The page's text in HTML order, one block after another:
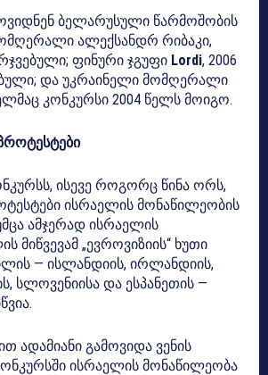
ბელარუსული წარმოშობის
ალექსანდრ რიბაკი,
ფინური ჯგუფი Lordi, 2006
და უკრაინელი მომღერალი
კონკურსი 2004 წელს მოიგო.
ისევე როგორც წინა ორს,
ისრაელის მონაწილეობის
ამჯერად ისრაელის
მიწვევამ „ევროვიზიის“ ხუთი
— ისლანდიის, ირლანდიის,
სლოვენიისა და ესპანეთის —
ადამიანი გამოვიდა ვენის
ისრაელის მონაწილეობა